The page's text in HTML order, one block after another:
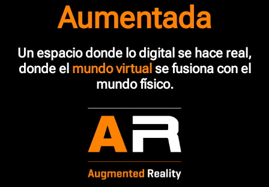
Aumentada
Un espacio donde lo digital se hace real,
donde el mundo virtual se fusiona con el
mundo físico.